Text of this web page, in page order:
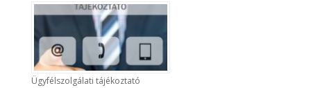
Ügyfélszolgálati tájékoztató